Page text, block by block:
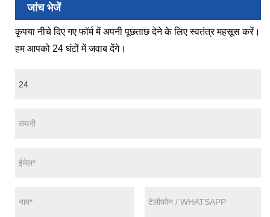
जांच भेजें
कृपया नीचे दिए गए फॉर्म में अपनी पूछताछ देने के लिए स्वतंत्र महसूस करें।
हम आपको 24 घंटों में जवाब देंगे।